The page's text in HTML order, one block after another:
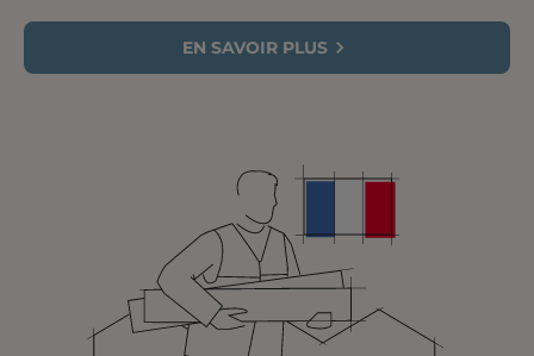
EN SAVOIR PLUS